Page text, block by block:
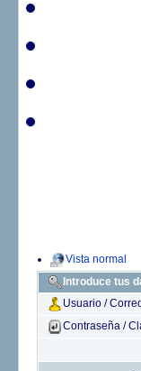
Vista normal
Introduce tus
Usuario /
Contraseña /